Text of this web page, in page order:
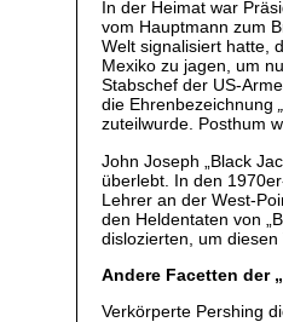
In der Heimat war
vom Hauptmann zum
Welt signalisiert hatte,
Mexiko zu jagen, um
Stabschef der US-
die Ehrenbezeichnung
zuteilwurde. Posthum
John Joseph „Black
überlebt. In den
Lehrer an der West-
den Heldentaten von
dislozierten, um
Andere Facetten der
Verkörperte Pershing